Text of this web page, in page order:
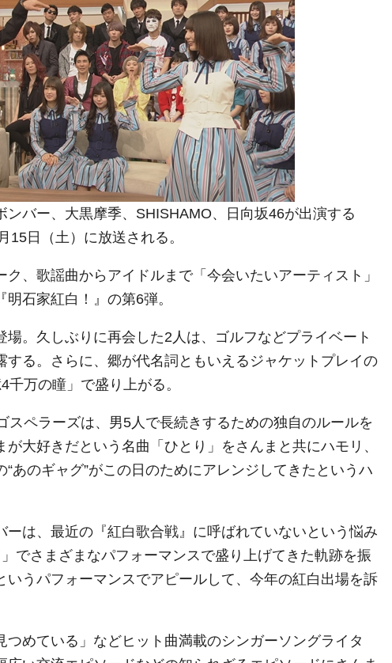
バー、大黒摩季、SHISHAMO、日向坂46が出演する
15日（土）に放送される。
、歌謡曲からアイドルまで「今会いたいアーティスト」
石家紅白！』の第6弾。
。久しぶりに再会した2人は、ゴルフなどプライベート
る。さらに、郷が代名詞ともいえるジャケットプレイの
万の瞳」で盛り上がる。
ペラーズは、男5人で長続きするための独自のルールを
大好きだという名曲「ひとり」をさんまと共にハモリ、
あのギャグ”がこの日のためにアレンジしてきたというハ
は、最近の『紅白歌合戦』に呼ばれていないという悩み
でさまざまなパフォーマンスで盛り上げてきた軌跡を振
いうパフォーマンスでアピールして、今年の紅白出場を訴
めている」などヒット曲満載のシンガーソングライタ